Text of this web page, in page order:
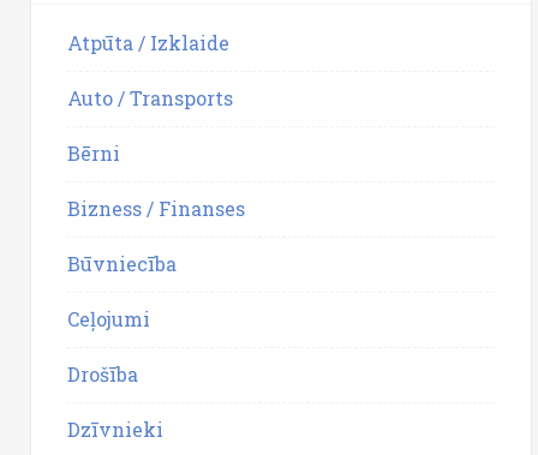
Atpūta / Izklaide
Auto / Transports
Bērni
Bizness / Finanses
Būvniecība
Ceļojumi
Drošība
Dzīvnieki